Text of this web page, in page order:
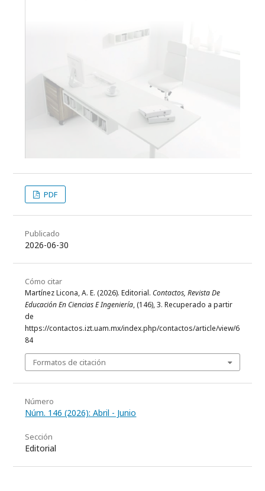
PDF
Publicado
2026-06-30
Cómo citar
Martínez Licona, A. E. (2026). Editorial.Contactos, Revista De
Educación En Ciencias E Ingeniería, (146), 3. Recuperado a partir
de
https://contactos.izt.uam.mx/index.php/contactos/article/view/6
84
Formatos de citación
Número
Núm. 146 (2026): Abril - Junio
Sección
Editorial